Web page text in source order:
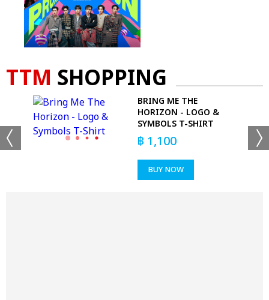
TTM SHOPPING
BRING ME THE
HORIZON - LOGO &
SYMBOLS T-SHIRT
฿ 1,100
BUY NOW